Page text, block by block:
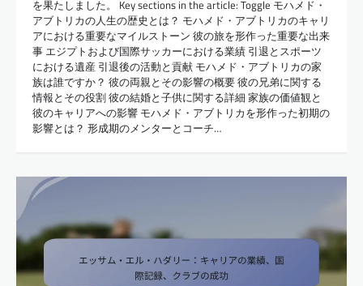
を果たしました。 Key sections in the article: Toggle モハメド・
アブトリカの人生の歴史とは？ モハメド・アブトリカのキャリ
アにおける重要なマイルストーン 彼の旅を形作った重要な出来
事 エジプトおよび国際サッカーにおける業績 引退とスポーツ
における遺産 引退後の活動と貢献 モハメド・アブトリカの家
族は誰ですか？ 彼の両親とその影響の概要 彼の兄弟に関する
情報とその役割 彼の結婚と子供に関する詳細 家族の価値観と
彼のキャリアへの影響 モハメド・アブトリカを形作った初期の
影響とは？ 形成期のメンターとコーチ…